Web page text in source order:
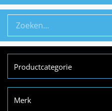
Productcategorie
Merk